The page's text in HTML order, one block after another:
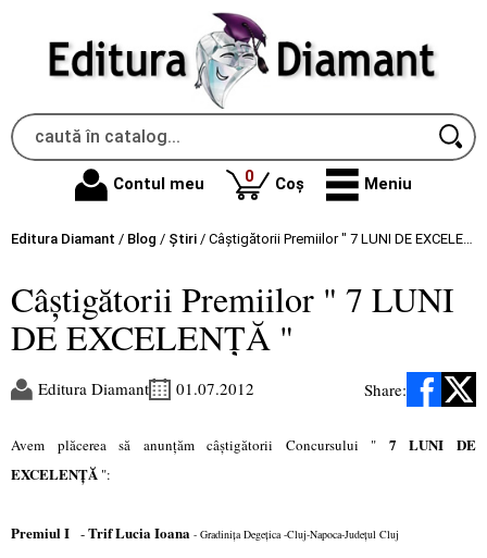
Contul meu 0produse
Coș Meniu
Editura Diamant / Blog / Știri / Câştigătorii Premiilor " 7 LUNI DE EXCELENŢĂ "
Câştigătorii Premiilor " 7 LUNI
DE EXCELENŢĂ "
Editura Diamant 01.07.2012 Share:
Avem plăcerea să anunţăm câştigătorii Concursului " 7 LUNI DE
EXCELENŢĂ ":
Premiul I -Trif Lucia Ioana - Gradiniţa Degeţica -Cluj-Napoca-Judeţul Cluj